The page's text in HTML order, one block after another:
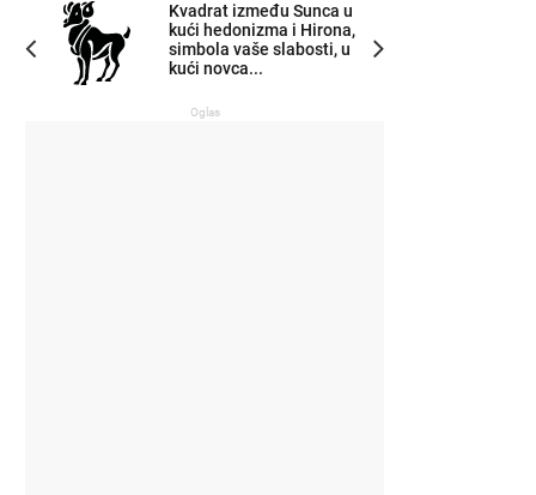
Kvadrat između Sunca u
kući hedonizma i Hirona,
simbola vaše slabosti, u
kući novca...
Oglas